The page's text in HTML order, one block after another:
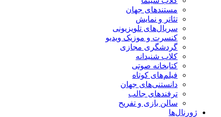
مستندهای جهان
تئاتر و نمایش
سریال‌های تلویزیونی
کنسرت و موزیک ویدیو
گردشگری مجازی
کلاب شنیدانه
کتابخانه صوتی
فیلم‌های کوتاه
دانستنی‌های جهان
ترفندهای جالب
سالن بازی و تفریح
ژورنال‌ها